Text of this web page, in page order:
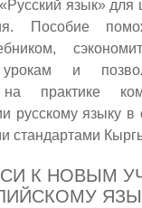
язык» для
Пособие
и
практике
русскому языку в
стандартами
К НОВЫМ